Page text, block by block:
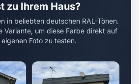
zu Ihrem Haus?
in beliebten deutschen RAL-Tönen.
Variante, um diese Farbe direkt auf
eigenen Foto zu testen.